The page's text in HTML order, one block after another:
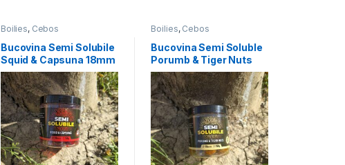
Boilies, Cebos
Bucovina Semi Solubile
Squid & Capsuna 18mm
150g
Boilies, Cebos
Bucovina Semi Soluble
Porumb & Tiger Nuts
18mm 150g